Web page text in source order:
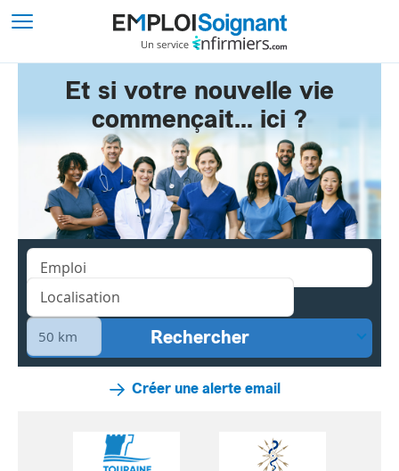
Et si votre nouvelle vie
commençait... ici ?
Créer une alerte email